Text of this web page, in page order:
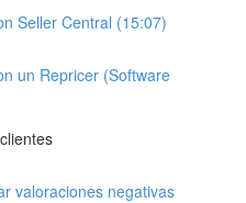
Seller Central (15:07)
un Repricer (Software
valoraciones negativas